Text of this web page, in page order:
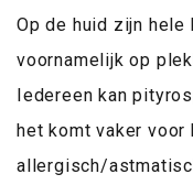
Op de huid zijn
voornamelijk op
Iedereen kan
het komt vaker voor
allergisch/